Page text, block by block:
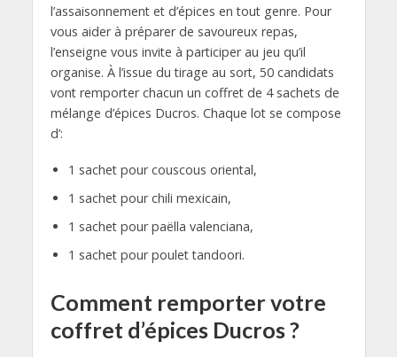
l’assaisonnement et d’épices en tout genre. Pour
vous aider à préparer de savoureux repas,
l’enseigne vous invite à participer au jeu qu’il
organise. À l’issue du tirage au sort, 50 candidats
vont remporter chacun un coffret de 4 sachets de
mélange d’épices Ducros. Chaque lot se compose
d’:
1 sachet pour couscous oriental,
1 sachet pour chili mexicain,
1 sachet pour paëlla valenciana,
1 sachet pour poulet tandoori.
Comment remporter votre
coffret d’épices Ducros ?